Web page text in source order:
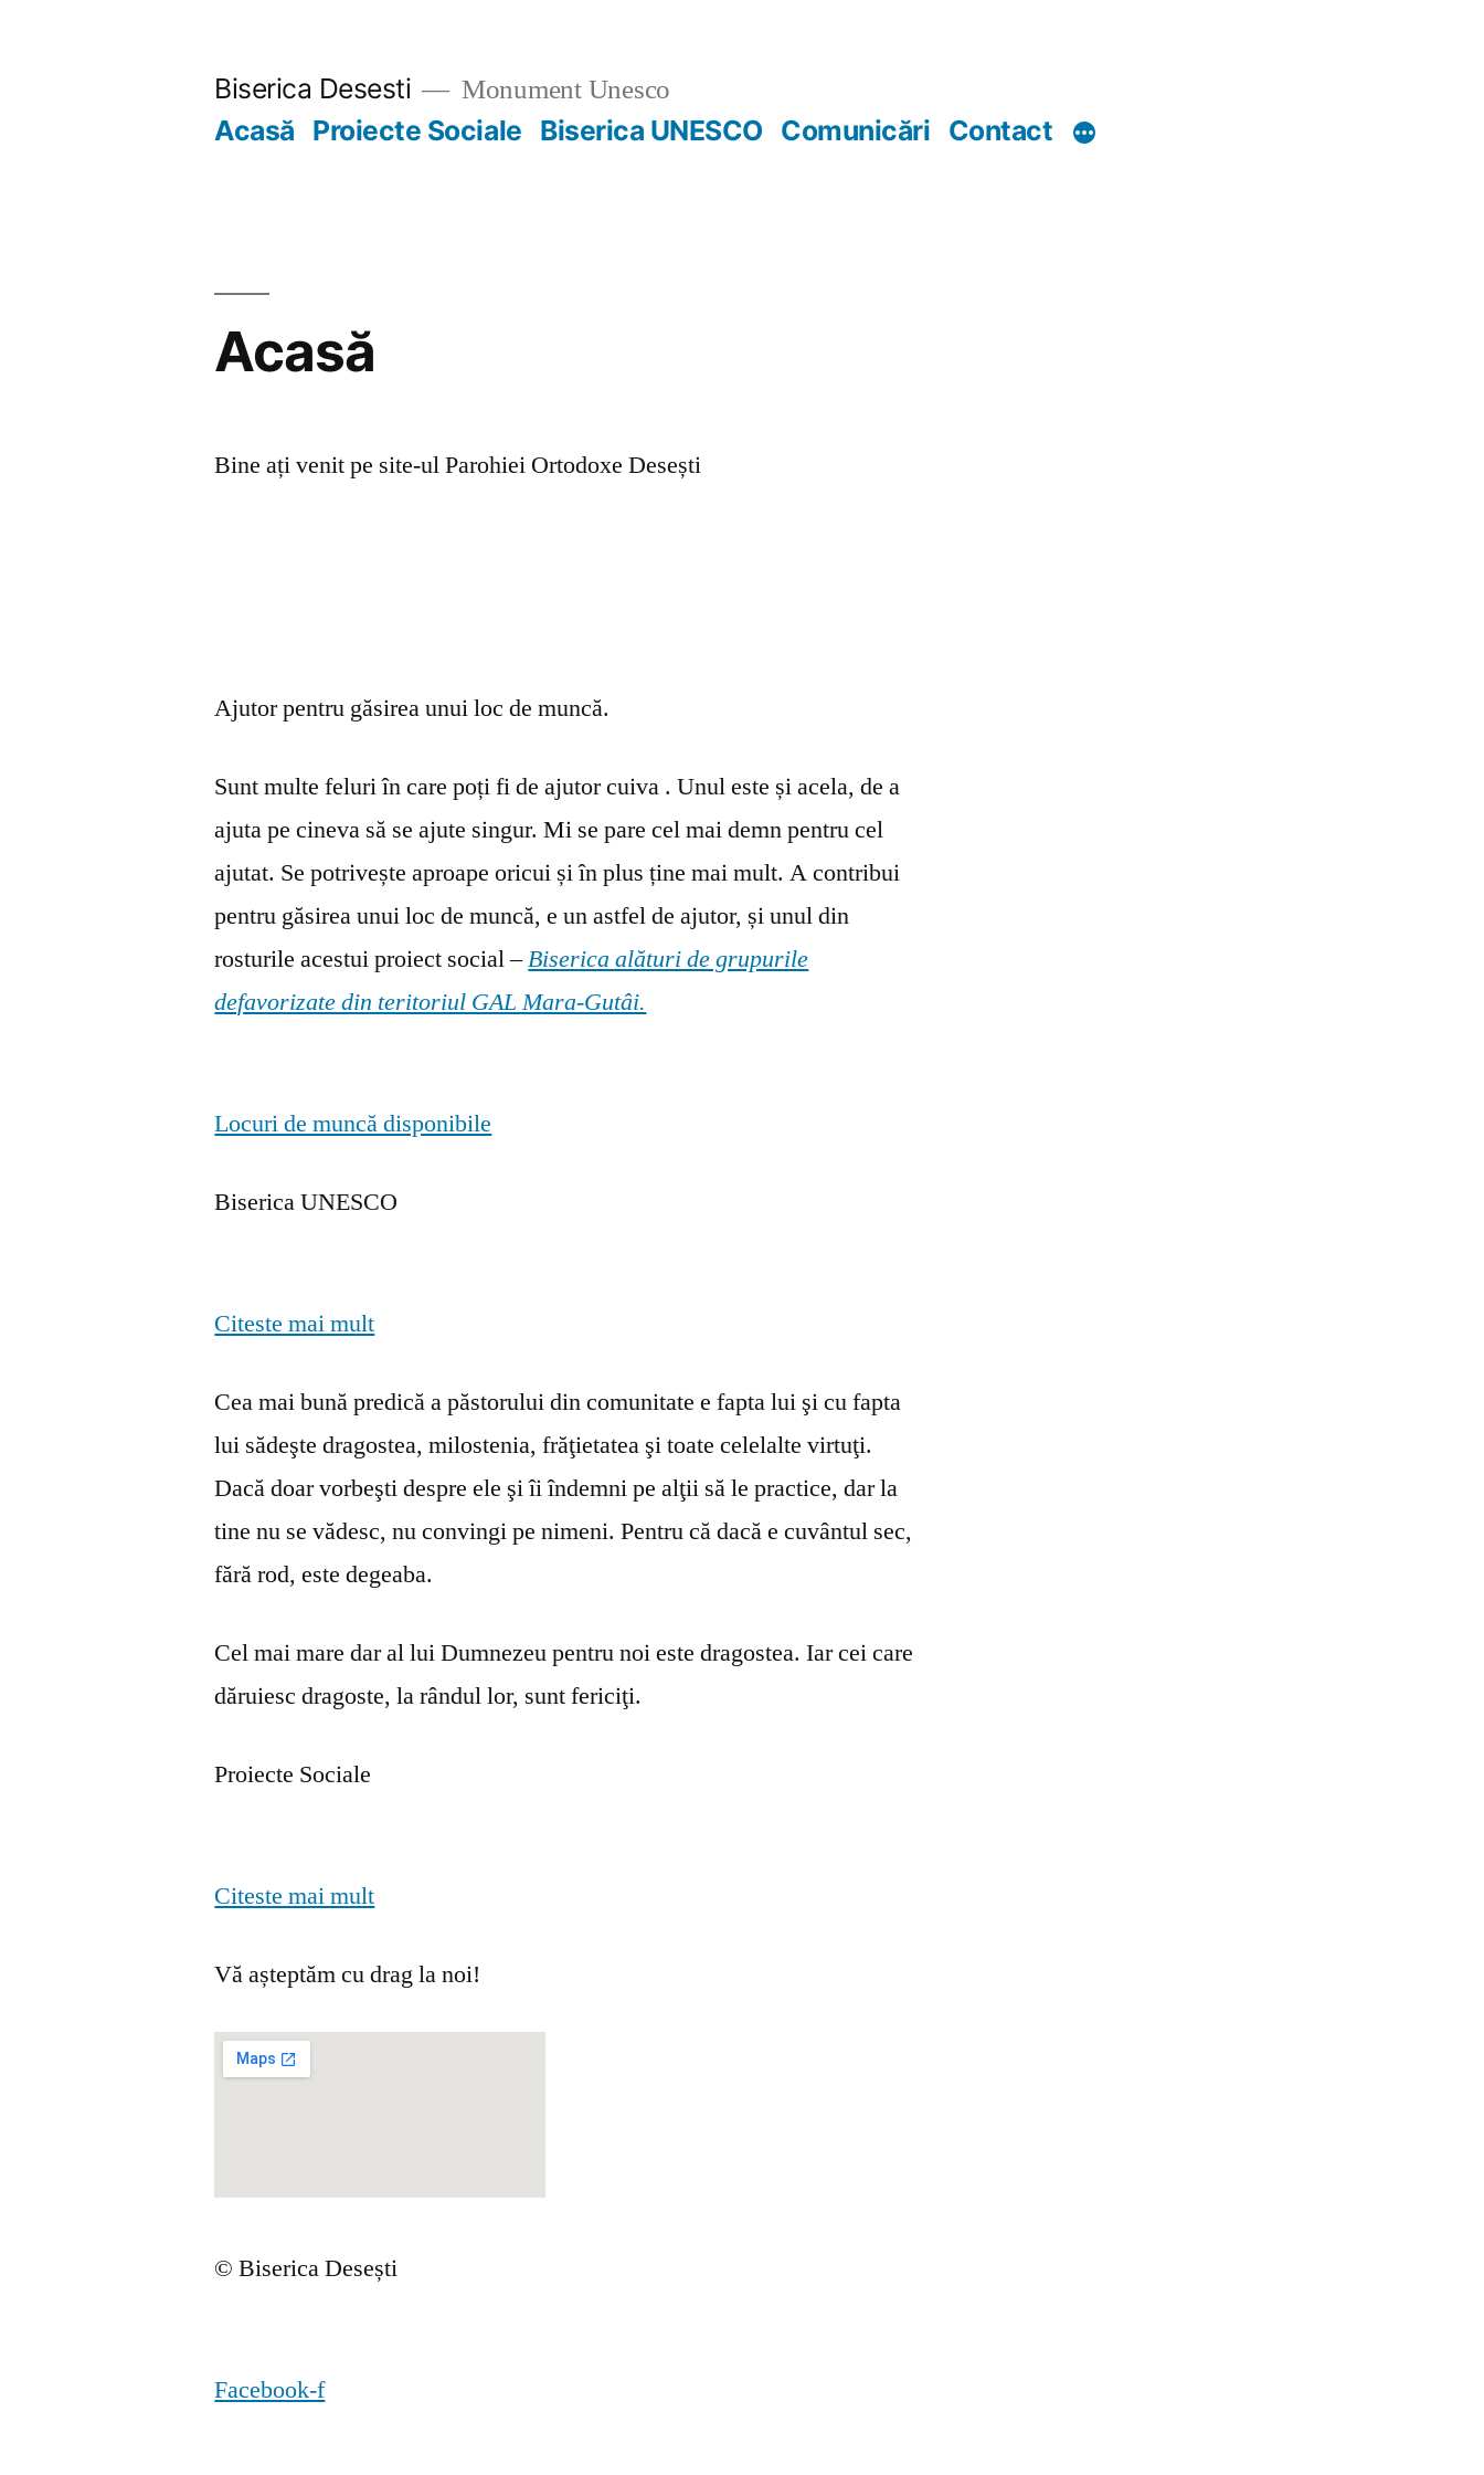
Biserica Desesti Monument Unesco
Acasă Proiecte Sociale Biserica UNESCO Comunicări Contact
Acasă
Bine ați venit pe site-ul Parohiei Ortodoxe Desești
Ajutor pentru găsirea unui loc de muncă.
Sunt multe feluri în care poți fi de ajutor cuiva . Unul este și acela, de a
ajuta pe cineva să se ajute singur. Mi se pare cel mai demn pentru cel
ajutat. Se potrivește aproape oricui și în plus ține mai mult. A contribui
pentru găsirea unui loc de muncă, e un astfel de ajutor, și unul din
rosturile acestui proiect social –Biserica alături de grupurile
defavorizate din teritoriul GAL Mara-Gutâi.
Locuri de muncă disponibile
Biserica UNESCO
Citeste mai mult
Cea mai bună predică a păstorului din comunitate e fapta lui şi cu fapta
lui sădeşte dragostea, milostenia, frăţietatea şi toate celelalte virtuţi.
Dacă doar vorbeşti despre ele şi îi îndemni pe alţii să le practice, dar la
tine nu se vă­desc, nu convingi pe nimeni. Pentru că dacă e cuvântul sec,
fără rod, este degeaba.
Cel mai mare dar al lui Dumnezeu pentru noi este dragostea. Iar cei care
dăruiesc dragoste, la rândul lor, sunt fericiţi.
Proiecte Sociale
Citeste mai mult
Vă așteptăm cu drag la noi!
© Biserica Desești
Facebook-f